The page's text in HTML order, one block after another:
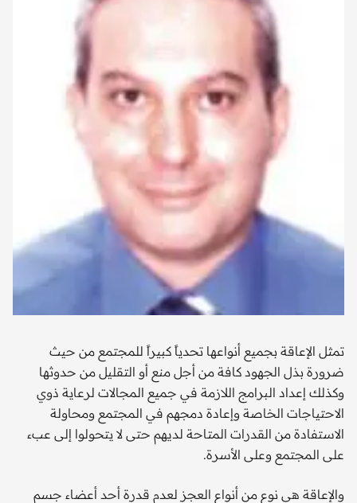
تمثل الإعاقة بجميع أنواعها تحدياً كبيراً للمجتمع من حيث
ضرورة بذل الجهود كافة من أجل منع أو التقليل من حدوثها
وكذلك إعداد البرامج اللازمة في جميع المجالات لرعاية ذوي
الاحتياجات الخاصة وإعادة دمجهم في المجتمع ومحاولة
الاستفادة من القدرات المتاحة لديهم حتى لا يتحولوا إلى عبء
على المجتمع وعلى الأسرة.
والإعاقة هي نوع من أنواع العجز لعدم قدرة أحد أعضاء جسم